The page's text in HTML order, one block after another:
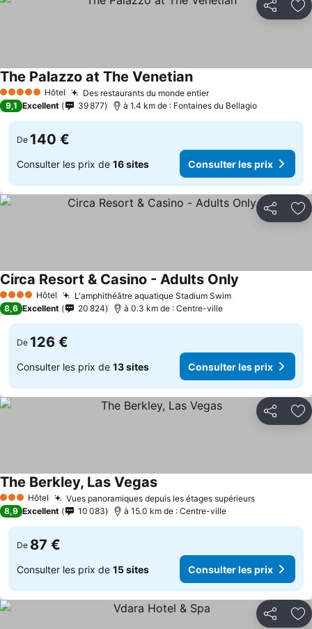
Partager
5 Étoiles Hôtel Des restaurants du monde entier
The Palazzo at The Venetian
9,1 Excellent 39 877 à 1.4 km de : Fontaines du Bellagio
De 140 €
Consulter les prix de 16 sites Consulter les prix
Partager
4 Étoiles Hôtel L'amphithéâtre aquatique Stadium Swim
Circa Resort & Casino - Adults Only
8,6 Excellent 20 824 à 0.3 km de : Centre-ville
De 126 €
Consulter les prix de 13 sites Consulter les prix
Partager
3 ÉtoilesHôtel Vues panoramiques depuis les étages supérieurs
The Berkley, Las Vegas
8,9 Excellent 10 083 à 15.0 km de : Centre-ville
De 87 €
Consulter les prix de 15 sites Consulter les prix
Partager